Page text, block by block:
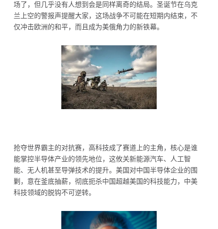
场了，但几乎没有人想到会是同样离奇的结局。圣诞节在乌克
兰上空的警报声提醒大家，这场战争不可能在短期内结束，不
仅冲击欧洲的和平，而且成为美俄角力的新铁幕。
抢夺世界霸主的对抗赛，高科技成了赛道上的主角，核心是谁
能掌控半导体产业的领先地位，这攸关新能源汽车、人工智
能、无人机甚至导弹技术的提升。美国对中国半导体企业的围
剿，意在釜底抽薪，彻底扼杀中国超越美国的科技能力，中美
科技领域的脱钩不可逆转。